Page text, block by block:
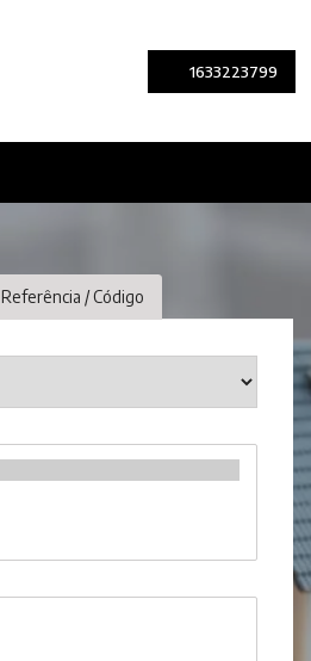
1633223799
Referência / Código